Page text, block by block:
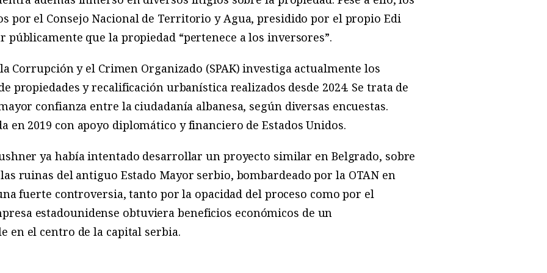
por el Consejo Nacional de Territorio y Agua, presidido por el propio Edi
públicamente que la propiedad “pertenece a los inversores”.
Corrupción y el Crimen Organizado (SPAK) investiga actualmente los
propiedades y recalificación urbanística realizados desde 2024. Se trata de
confianza entre la ciudadanía albanesa, según diversas encuestas.
en 2019 con apoyo diplomático y financiero de Estados Unidos.
ya había intentado desarrollar un proyecto similar en Belgrado, sobre
ruinas del antiguo Estado Mayor serbio, bombardeado por la OTAN en
fuerte controversia, tanto por la opacidad del proceso como por el
estadounidense obtuviera beneficios económicos de un
en el centro de la capital serbia.